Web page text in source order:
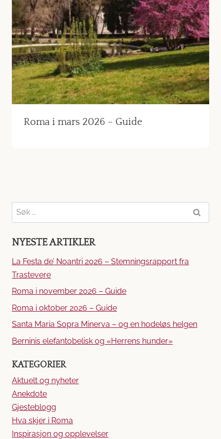
Roma i mars 2026 – Guide
Søk
etter:
NYESTE ARTIKLER
La Festa de’ Noantri 2026 – Stemningsrapport fra
Trastevere
Roma i november 2026 – Guide
Roma i oktober 2026 – Guide
Santa Maria Sopra Minerva – og en hodeløs helgen
Berninis elefantobelisk og «Herrens hunder»
KATEGORIER
Aktuelt og nyheter
Anekdote
Gjesteblogg
Hva skjer i Roma
Inspirasjon og opplevelser